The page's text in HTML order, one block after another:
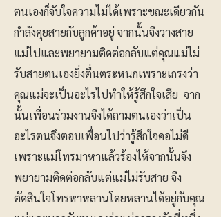
ตนเองก็จับใจความไม่ได้เพราะขณะเดียวกัน
กำลังคุยสายกับลูกค้าอยู่ จากนั้นจึงวางสาย
แม่ไปและพยายามติดต่อกลับแต่คุณแม่ไม่
รับสายตนเองยิ่งตื่นตระหนกเพราะเกรงว่า
คุณแม่จะเป็นอะไรไปทำให้รู้สึกใจเสีย จาก
นั้นเพื่อนร่วมงานจึงได้ถามตนเองว่าเป็น
อะไรตนจึงตอบเพื่อนไปว่ารู้สึกใจคอไม่ดี
เพราะแม่โทรมาหาแล้วร้องไห้จากนั้นจึง
พยายามติดต่อกลับแต่แม่ไม่รับสาย จึง
ตัดสินใจโทรหาหลานโดยหลานได้อยู่กับคุณ